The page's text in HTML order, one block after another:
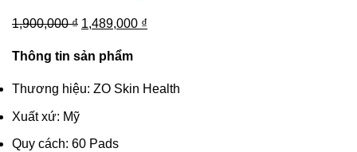
1,900,000₫ Giá
là:
1,900,000 ₫.
1,489,000 ₫
là:
Thông tin sản phẩm
Thương hiệu: ZO Skin Health
Xuất xứ: Mỹ
Quy cách: 60 Pads